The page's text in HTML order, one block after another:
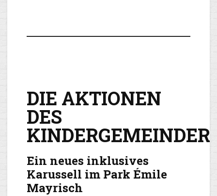
DIE AKTIONEN
DES
Ein neues inklusives
Karussell im Park Émile
Mayrisch